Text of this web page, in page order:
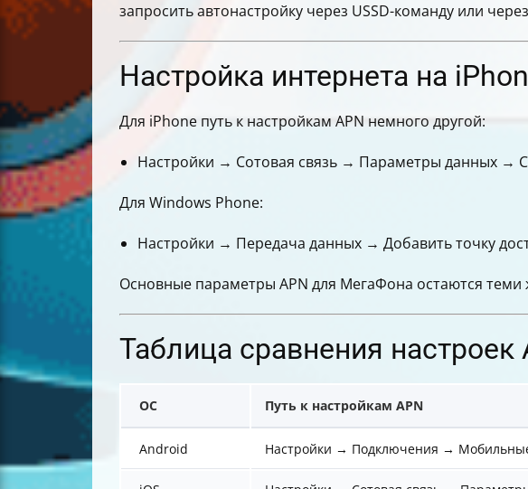
запросить автонастройку через USSD-команду или
Настройка интернета на
Для iPhone путь к настройкам APN немного другой:
Настройки → Сотовая связь → Параметры данных →
Для Windows Phone:
Настройки → Передача данных → Добавить точку
Основные параметры APN для МегаФона остаются теми
Таблица сравнения
ОС Путь к настройкам APN
Android Настройки → Подключения →